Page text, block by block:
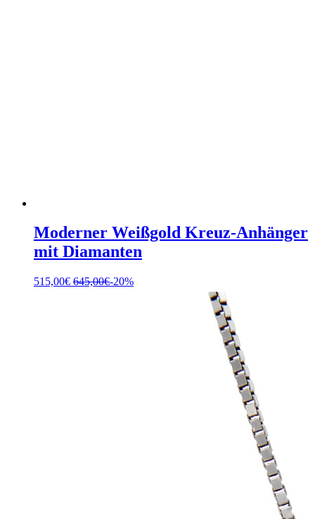
Moderner Weißgold Kreuz-Anhänger
mit Diamanten
515,00€ 645,00€-20%